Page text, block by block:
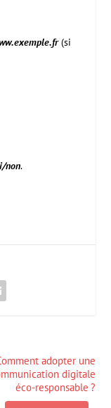
w.exemple.fr (si
non.
adopter une
digitale
éco-responsable ?